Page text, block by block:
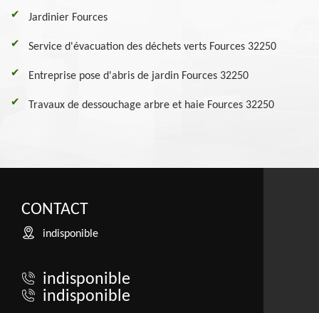
Jardinier Fources
Service d'évacuation des déchets verts Fources 32250
Entreprise pose d'abris de jardin Fources 32250
Travaux de dessouchage arbre et haie Fources 32250
CONTACT
indisponible
indisponible
indisponible